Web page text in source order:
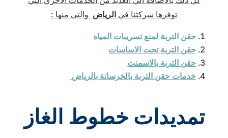
توفرها شركتنا في الرياض والتي منها :
حقن التربة لمنع تسريبات المياه
حقن التربة تحت الاساسات
حقن التربة بالاسمنت
خدمات حقن التربة بالخرسانة بالرياض
تمديدات خطوط الغاز